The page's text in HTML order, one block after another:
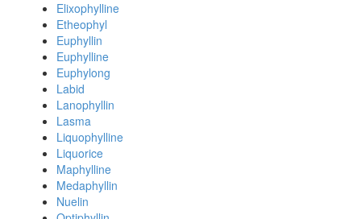
Elixophylline
Etheophyl
Euphyllin
Euphylline
Euphylong
Labid
Lanophyllin
Lasma
Liquophylline
Liquorice
Maphylline
Medaphyllin
Nuelin